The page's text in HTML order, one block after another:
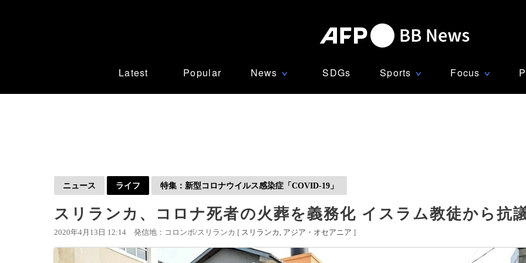
Latest Popular News ∨ SDGs Sports ∨ Focus ∨
ニュース ライフ 特集：新型コロナウイルス感染症「COVID-19」
スリランカ、コロナ死者の火葬を義務化 イスラム教徒から抗
2020年4月13日 12:14 発信地：コロンボ/スリランカ [ スリランカ アジア・オセアニア ]